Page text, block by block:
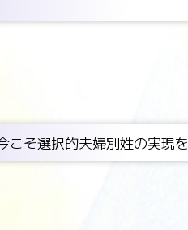
こそ選択的夫婦別姓の実